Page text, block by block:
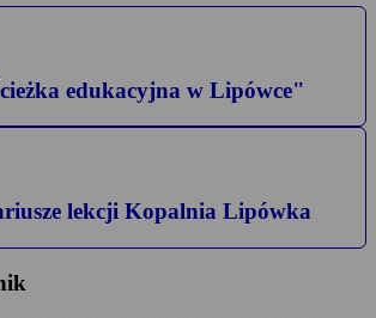
edukacyjna w Lipówce"
lekcji Kopalnia Lipówka